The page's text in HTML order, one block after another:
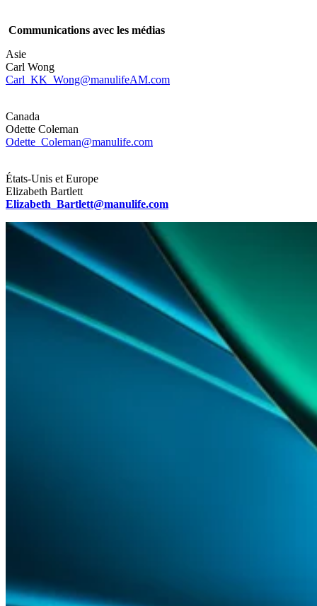
Communications avec les médias
Asie
Carl Wong
Carl_KK_Wong@manulifeAM.com
Canada
Odette Coleman
Odette_Coleman@manulife.com
États-Unis et Europe
Elizabeth Bartlett
Elizabeth_Bartlett@manulife.com